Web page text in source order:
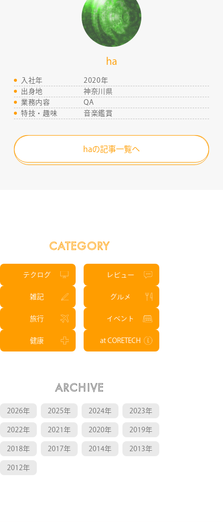
CATEGORY
テクログ レビュー
雑記 グルメ
旅行 イベント
健康 at CORETECH
ARCHIVE
2026年 2025年 2024年 2023年
2022年 2021年 2020年 2019年
2018年 2017年 2014年 2013年
2012年
ha
入社年
2020年
出身地
神奈川県
業務内容
QA
特技・趣味
音楽鑑賞
haの記事一覧へ